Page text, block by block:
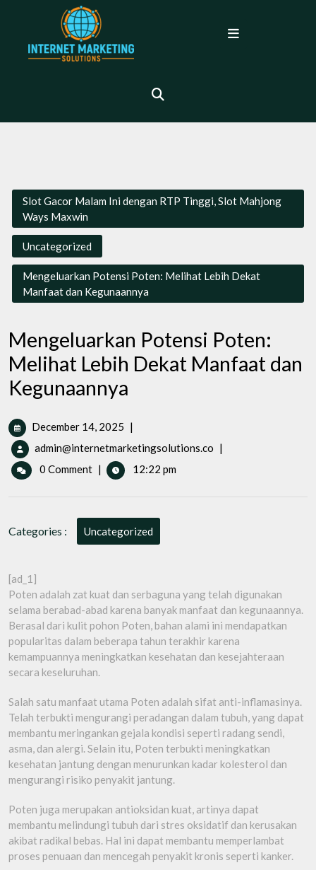
Slot Gacor Malam Ini dengan RTP Tinggi, Slot Mahjong
Ways Maxwin
Uncategorized
Mengeluarkan Potensi Poten: Melihat Lebih Dekat
Manfaat dan Kegunaannya
Mengeluarkan Potensi Poten:
Melihat Lebih Dekat Manfaat dan
Kegunaannya
December 14, 2025 December
14,
|
admin@internetmarketingsolutions.co Mengeluarkan
|
0 Comment | 12:22 pm
Categories : Uncategorized
[ad_1]
Poten adalah zat kuat dan serbaguna yang telah digunakan
selama berabad-abad karena banyak manfaat dan kegunaannya.
Berasal dari kulit pohon Poten, bahan alami ini mendapatkan
popularitas dalam beberapa tahun terakhir karena
kemampuannya meningkatkan kesehatan dan kesejahteraan
secara keseluruhan.
Salah satu manfaat utama Poten adalah sifat anti-inflamasinya.
Telah terbukti mengurangi peradangan dalam tubuh, yang dapat
membantu meringankan gejala kondisi seperti radang sendi,
asma, dan alergi. Selain itu, Poten terbukti meningkatkan
kesehatan jantung dengan menurunkan kadar kolesterol dan
mengurangi risiko penyakit jantung.
Poten juga merupakan antioksidan kuat, artinya dapat
membantu melindungi tubuh dari stres oksidatif dan kerusakan
akibat radikal bebas. Hal ini dapat membantu memperlambat
proses penuaan dan mencegah penyakit kronis seperti kanker.